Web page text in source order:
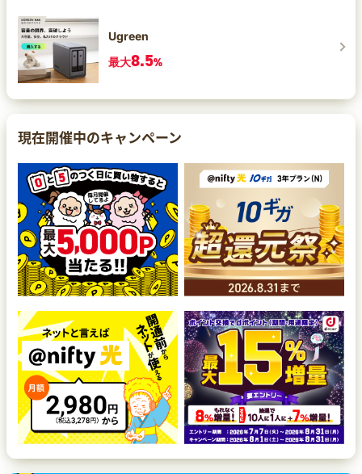
Ugreen
最大8.5%
現在開催中のキャンペーン